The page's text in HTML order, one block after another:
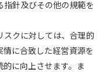
針及びその他の規範を
スクに対しては、合理的
に合致した経営資源を
に向上させます。ま